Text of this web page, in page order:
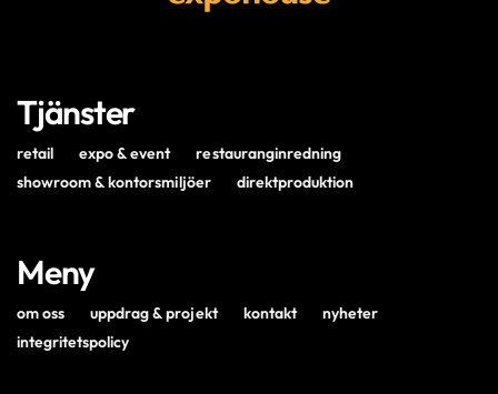
Tjänster
retail expo & event
restauranginredning
showroom & kontorsmiljöer
direktproduktion
Meny
om oss uppdrag & projekt kontakt
nyheter
integritetspolicy